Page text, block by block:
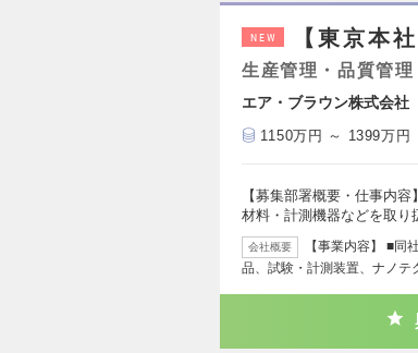
NEW 【東京本
生産管理・品質管
エア・ブラウン株式会社
1150万円 ～ 1399万円
【募集部署概要・仕事内
材料・計測機器などを取り
会社概要
【事業内容】 ■同
品、試験・計測装置、ナノテ